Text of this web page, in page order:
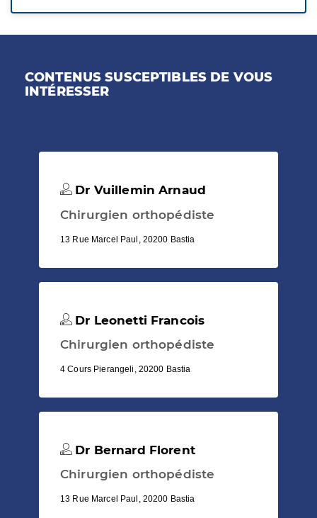
CONTENUS SUSCEPTIBLES DE VOUS
INTÉRESSER
Dr Vuillemin Arnaud
Chirurgien orthopédiste
13 Rue Marcel Paul, 20200 Bastia
Dr Leonetti Francois
Chirurgien orthopédiste
4 Cours Pierangeli, 20200 Bastia
Dr Bernard Florent
Chirurgien orthopédiste
13 Rue Marcel Paul, 20200 Bastia